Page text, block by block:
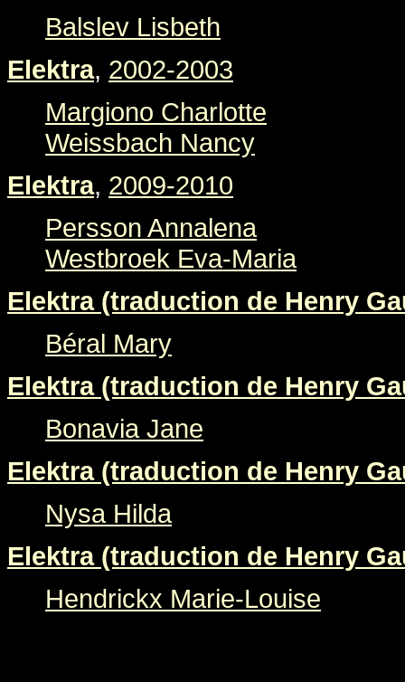
Balslev Lisbeth
Elektra, 2002-2003
Margiono Charlotte
Weissbach Nancy
Elektra, 2009-2010
Persson Annalena
Westbroek Eva-Maria
Elektra (traduction de Henry
Béral Mary
Elektra (traduction de Henry
Bonavia Jane
Elektra (traduction de Henry
Nysa Hilda
Elektra (traduction de Henry
Hendrickx Marie-Louise